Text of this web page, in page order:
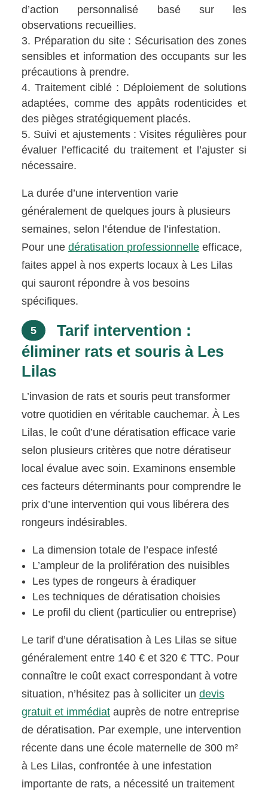
d’action personnalisé basé sur les
observations recueillies.
Préparation du site : Sécurisation des zones
sensibles et information des occupants sur les
précautions à prendre.
Traitement ciblé : Déploiement de solutions
adaptées, comme des appâts rodenticides et
des pièges stratégiquement placés.
Suivi et ajustements : Visites régulières pour
évaluer l’efficacité du traitement et l’ajuster si
nécessaire.
La durée d’une intervention varie
généralement de quelques jours à plusieurs
semaines, selon l’étendue de l’infestation.
Pour unedératisation professionnelle efficace,
faites appel à nos experts locaux à Les Lilas
qui sauront répondre à vos besoins
spécifiques.
5
Tarif intervention :
éliminer rats et souris à Les
Lilas
L’invasion de rats et souris peut transformer
votre quotidien en véritable cauchemar. À Les
Lilas, le coût d’une dératisation efficace varie
selon plusieurs critères que notre dératiseur
local évalue avec soin. Examinons ensemble
ces facteurs déterminants pour comprendre le
prix d’une intervention qui vous libérera des
rongeurs indésirables.
La dimension totale de l’espace infesté
L’ampleur de la prolifération des nuisibles
Les types de rongeurs à éradiquer
Les techniques de dératisation choisies
Le profil du client (particulier ou entreprise)
Le tarif d’une dératisation à Les Lilas se situe
généralement entre 140 € et 320 € TTC. Pour
connaître le coût exact correspondant à votre
situation, n’hésitez pas à solliciter undevis
gratuit et immédiat auprès de notre entreprise
de dératisation. Par exemple, une intervention
récente dans une école maternelle de 300 m²
à Les Lilas, confrontée à une infestation
importante de rats, a nécessité un traitement